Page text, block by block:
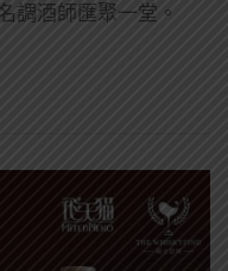
調酒師匯聚⼀堂。